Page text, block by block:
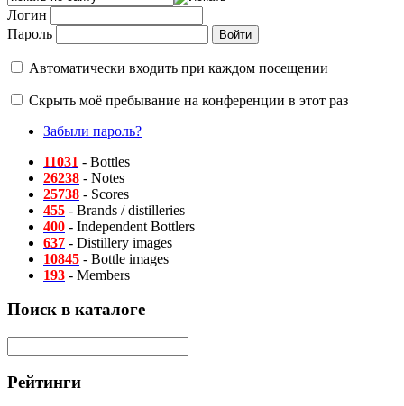
Логин
Пароль
Автоматически входить при каждом посещении
Скрыть моё пребывание на конференции в этот раз
Забыли пароль?
11031 - Bottles
26238 - Notes
25738 - Scores
455 - Brands / distilleries
400 - Independent Bottlers
637 - Distillery images
10845 - Bottle images
193 - Members
Поиск в каталоге
Рейтинги